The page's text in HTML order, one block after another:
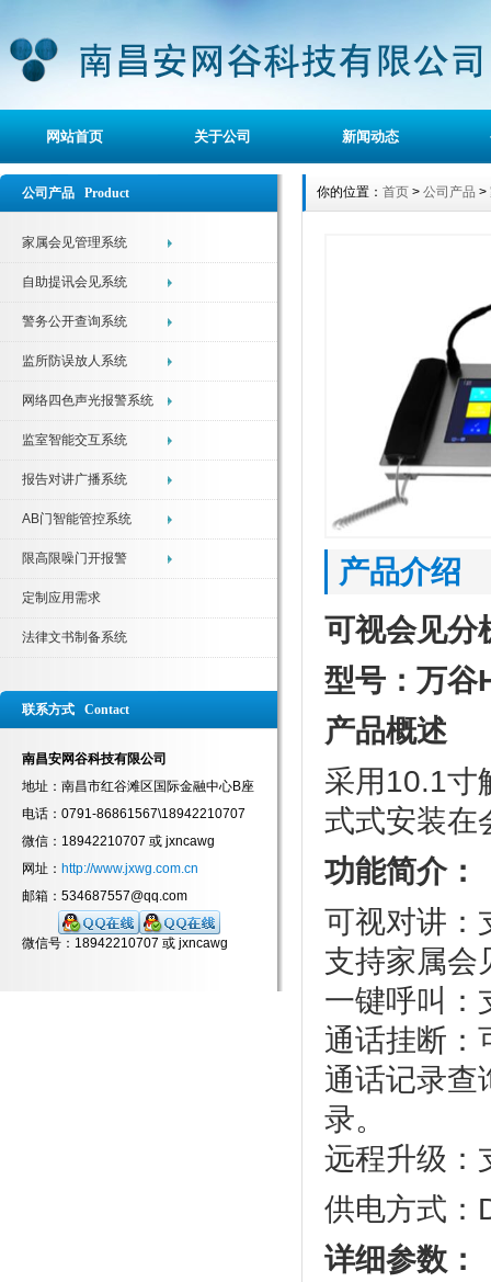
网站首页 关于公司 新闻动态
公司产品 Product
家属会见管理系统
自助提讯会见系统
警务公开查询系统
监所防误放人系统
网络四色声光报警系统
监室智能交互系统
报告对讲广播系统
AB门智能管控系统
限高限噪门开报警
定制应用需求
法律文书制备系统
联系方式 Contact
南昌安网谷科技有限公司
地址：南昌市红谷滩区国际金融中心B座
电话：0791-86861567\18942210707
微信：18942210707 或 jxncawg
网址： http://www.jxwg.com.cn
邮箱：534687557@qq.com
微信号：18942210707 或 jxncawg
你的位置： 首页 > 公司产品 >
产品介绍
可视会见分
型号：万谷
产品概述
采用10.1寸
式式安装
功能简介：
可视对讲：
支持家属会
一键呼叫：
通话挂断：
通话记录查
录。
远程升级：
供电方式：
详细参数：